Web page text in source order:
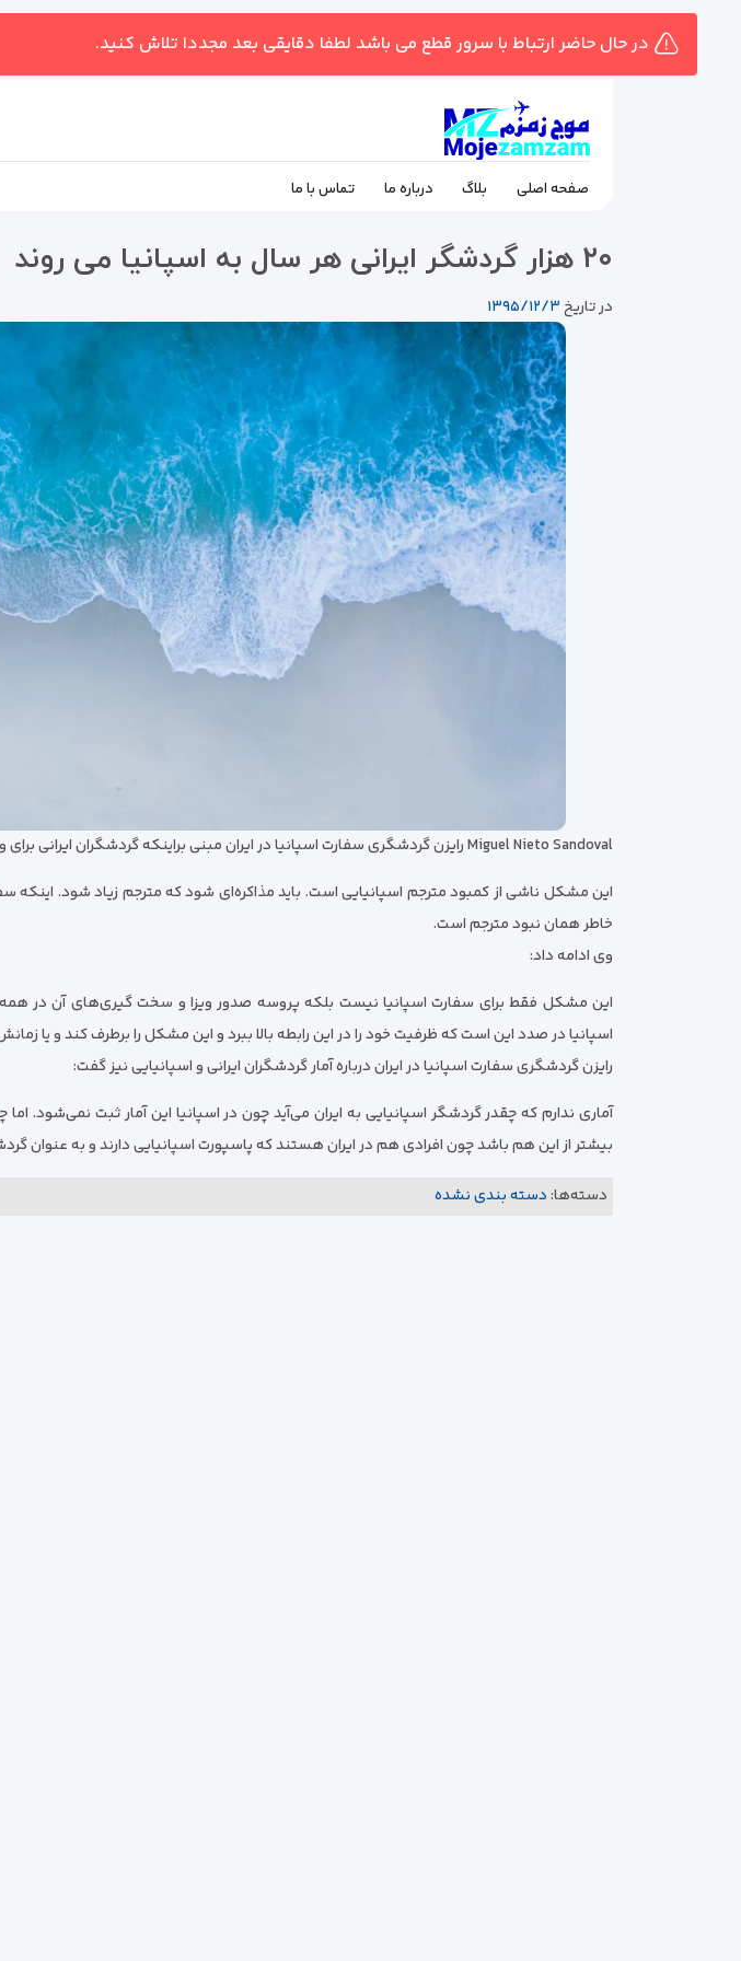
در حال حاضر ارتباط با سرور قطع می باشد لطفا دقایقی بعد مجددا تلاش کنید.
صفحه اصلی بلاگ درباره ما تماس با ما
۲۰ هزار گردشگر ایرانی هر سال به اسپانیا می روند
در تاریخ۱۳۹۵/۱۲/۳
Miguel Nieto Sandoval رایزن گردشگری سفارت اسپانیا در ایران مبنی براینکه گردشگران ایرانی برای ورود به اسپانیا مشکلاتی از جمله ترجمه مدارک به زبان اسپانیولی دارند گفت:
این مشکل ناشی از کمبود مترجم اسپانیایی است. باید مذاکره‌ای شود که مترجم زیاد شود.
خاطر همان نبود مترجم است.
وی ادامه داد:
این مشکل فقط برای سفارت اسپانیا نیست بلکه پروسه صدور ویزا و سخت گیری‌های آن در
اسپانیا در صدد این است که ظرفیت خود را در این رابطه بالا ببرد و این مشکل را برطرف کند و یا
رایزن گردشگری سفارت اسپانیا در ایران درباره آمار گردشگران ایرانی و اسپانیایی نیز گفت:
بیشتر از این هم باشد چون افرادی هم در ایران هستند که پاسپورت اسپانیایی دارند و به عنوان
دسته‌ها:دسته بندی نشده